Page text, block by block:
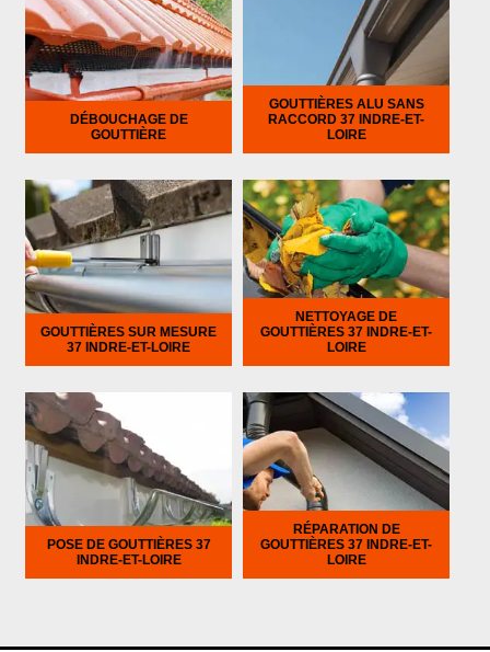
DÉBOUCHAGE DE
GOUTTIÈRE
GOUTTIÈRES ALU SANS
RACCORD 37 INDRE-ET-
LOIRE
GOUTTIÈRES SUR MESURE
37 INDRE-ET-LOIRE
NETTOYAGE DE
GOUTTIÈRES 37 INDRE-ET-
LOIRE
POSE DE GOUTTIÈRES 37
INDRE-ET-LOIRE
RÉPARATION DE
GOUTTIÈRES 37 INDRE-ET-
LOIRE